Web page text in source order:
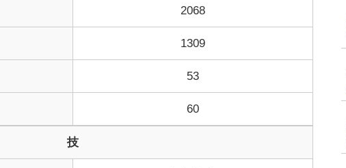
2068
1309
53
60
技